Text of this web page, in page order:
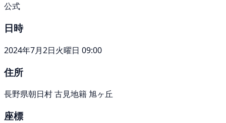
公式
日時
2024年7月2日火曜日 09:00
住所
長野県朝日村 古見地籍 旭ヶ丘
座標